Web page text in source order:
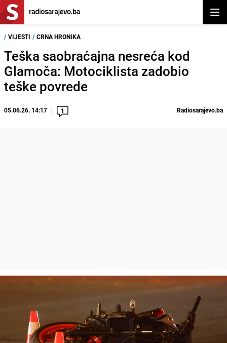
/ VIJESTI / CRNA HRONIKA
Teška saobraćajna nesreća kod
Glamoča: Motociklista zadobio
teške povrede
05.06.26. 14:17 1 Radiosarajevo.ba